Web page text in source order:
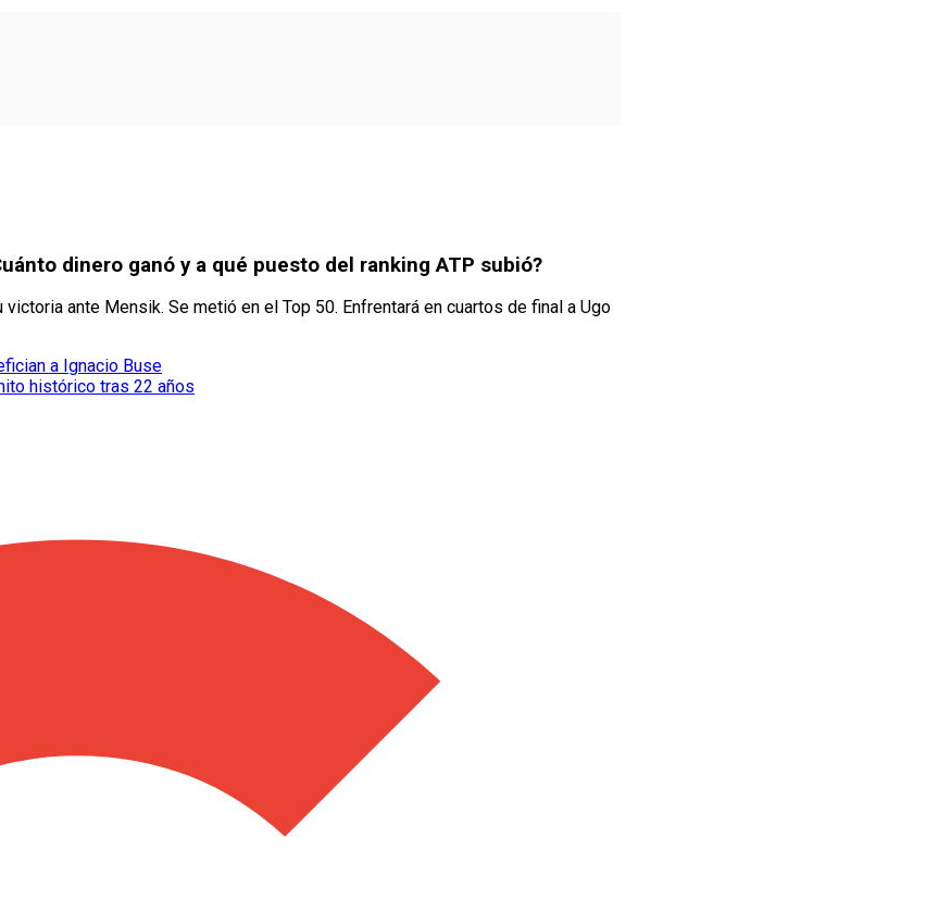
dinero ganó y a qué puesto del ranking ATP subió?
ante Mensik. Se metió en el Top 50. Enfrentará en cuartos de final a Ugo
a Ignacio Buse
histórico tras 22 años